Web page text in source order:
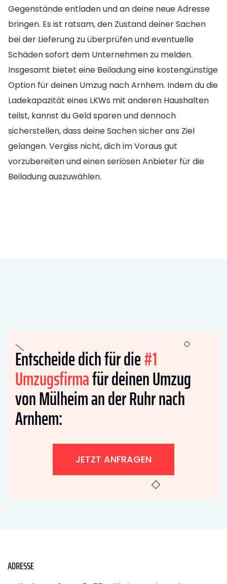
Gegenstände entladen und an deine neue Adresse
bringen. Es ist ratsam, den Zustand deiner Sachen
bei der Lieferung zu überprüfen und eventuelle
Schäden sofort dem Unternehmen zu melden.
Insgesamt bietet eine Beiladung eine kostengünstige
Option für deinen Umzug nach Arnhem. Indem du die
Ladekapazität eines LKWs mit anderen Haushalten
teilst, kannst du Geld sparen und dennoch
sicherstellen, dass deine Sachen sicher ans Ziel
gelangen. Vergiss nicht, dich im Voraus gut
vorzubereiten und einen seriösen Anbieter für die
Beiladung auszuwählen.
Entscheide dich für die#1
Umzugsfirmafür deinen Umzug
von Mülheim an der Ruhr nach
Arnhem:
JETZT ANFRAGEN
ADRESSE